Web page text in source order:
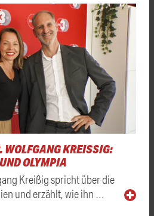
KREISSIG: Z
OLYMPIA
Kreißig spricht über die
und erzählt, wie ihn …